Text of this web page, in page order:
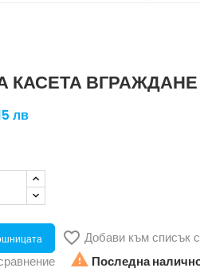
КАСЕТА ВГРАЖДАНЕ
лв
 Добави към списък
 Последна